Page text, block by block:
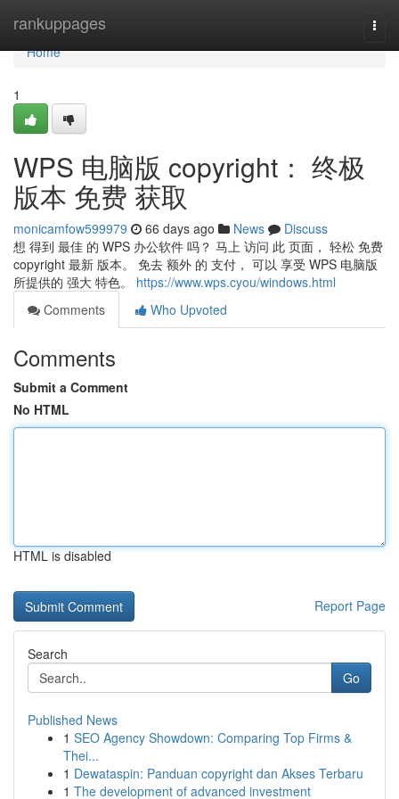
rankuppages
Home
Home
1
WPS 电脑版 copyright： 终极
版本 免费 获取
monicamfow599979 66 days ago News
Discuss
想 得到 最佳 的 WPS 办公软件 吗？ 马上 访问 此 页面， 轻松 免费
copyright 最新 版本。 免去 额外 的 支付， 可以 享受 WPS 电脑版
所提供的 强大 特色。 https://www.wps.cyou/windows.html
Comments
Who Upvoted
Comments
Submit a Comment
No HTML
HTML is disabled
Report Page
Search
Go
Published News
1 SEO Agency Showdown: Comparing Top Firms &
Thei...
1 Dewataspin: Panduan copyright dan Akses Terbaru
1 The development of advanced investment